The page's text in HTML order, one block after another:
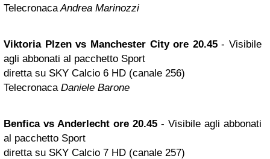
TelecronacaAndrea Marinozzi
Viktoria Plzen vs Manchester City ore 20.45- Visibile
agli abbonati al pacchetto Sport
diretta su SKY Calcio 6 HD (canale 256)
TelecronacaDaniele Barone
Benfica vs Anderlecht ore 20.45 - Visibile agli abbonati
al pacchetto Sport
diretta su SKY Calcio 7 HD (canale 257)